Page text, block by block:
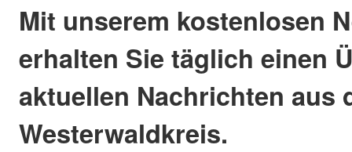
Mit unserem kostenlosen
erhalten Sie täglich einen
aktuellen Nachrichten aus
Westerwaldkreis.